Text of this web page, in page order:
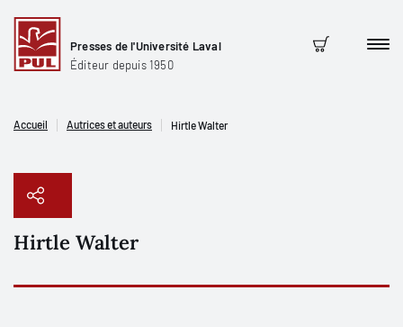
Presses de l'Université Laval
Éditeur depuis 1950
Panier
Accueil Autrices et auteurs Hirtle Walter
Hirtle Walter